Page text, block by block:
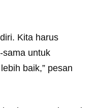
Kita harus
sama untuk
baik,” pesan